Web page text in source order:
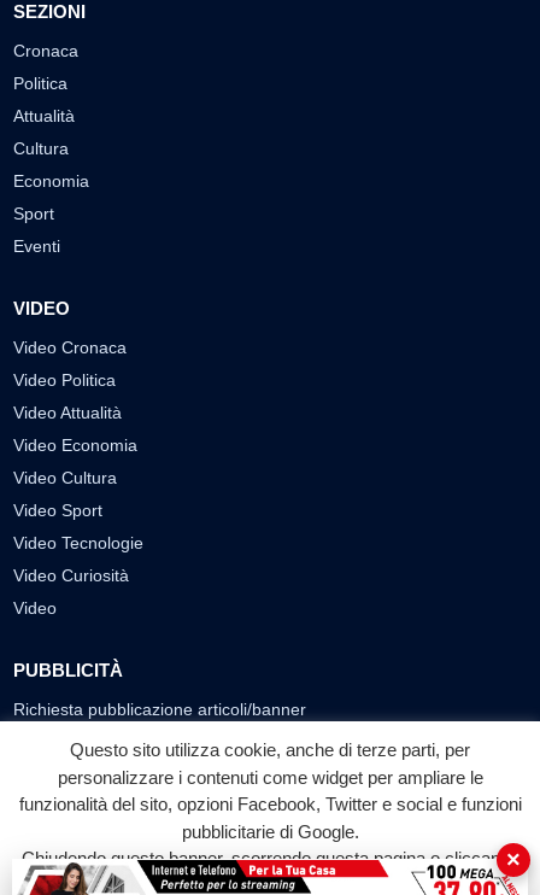
SEZIONI
Cronaca
Politica
Attualità
Cultura
Economia
Sport
Eventi
VIDEO
Video Cronaca
Video Politica
Video Attualità
Video Economia
Video Cultura
Video Sport
Video Tecnologie
Video Curiosità
Video
PUBBLICITÀ
Richiesta pubblicazione articoli/banner
SEGUICI SUI SOCIAL
f
Facebook
◎ ▶
YouTube
Questo sito utilizza cookie, anche di terze parti, per
personalizzare i contenuti come widget per ampliare le
funzionalità del sito, opzioni Facebook, Twitter e social e funzioni
pubblicitarie di Google.
Chiudendo questo banner, scorrendo questa pagina o cliccando
su qualunque suo elemento acconsenti all'uso dei cookie.
×